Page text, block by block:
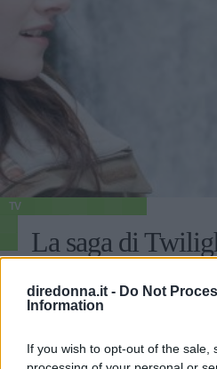
diredonna.it - Do Not
Information
If you wish to opt-out of the sale,
TV
La saga di
Netflix... ed è
Negli Stati Uniti moltissimi
hashtag e tweet.